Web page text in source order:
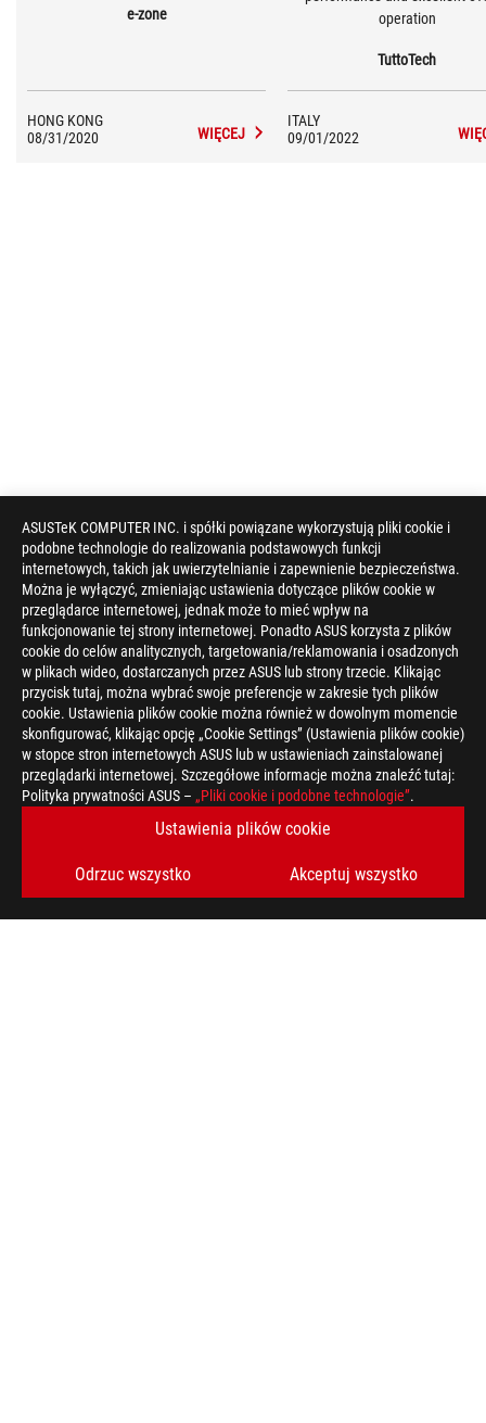
ASUSTeK COMPUTER INC. i spółki powiązane wykorzystują pliki cookie i
podobne technologie do realizowania podstawowych funkcji
internetowych, takich jak uwierzytelnianie i zapewnienie bezpieczeństwa.
Można je wyłączyć, zmieniając ustawienia dotyczące plików cookie w
przeglądarce internetowej, jednak może to mieć wpływ na
funkcjonowanie tej strony internetowej. Ponadto ASUS korzysta z plików
cookie do celów analitycznych, targetowania/reklamowania i osadzonych
w plikach wideo, dostarczanych przez ASUS lub strony trzecie. Klikając
przycisk tutaj, można wybrać swoje preferencje w zakresie tych plików
cookie. Ustawienia plików cookie można również w dowolnym momencie
skonfigurować, klikając opcję „Cookie Settings” (Ustawienia plików cookie)
w stopce stron internetowych ASUS lub w ustawieniach zainstalowanej
przeglądarki internetowej. Szczegółowe informacje można znaleźć tutaj:
Polityka prywatności ASUS – „Pliki cookie i podobne technologie”.
Ustawienia plików cookie
Odrzuc wszystko Akceptuj wszystko
e-zone
HONG KONG
08/31/2020
WIĘCEJ
operation
TuttoTech
ITALY
09/01/2022